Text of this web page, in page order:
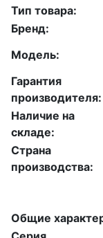
Общие
Тип товара:
Бренд:
Модель:
Гарантия
производителя:
Наличие на
складе:
Страна
производства: